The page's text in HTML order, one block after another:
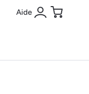
Aide
Se connecter
Panier